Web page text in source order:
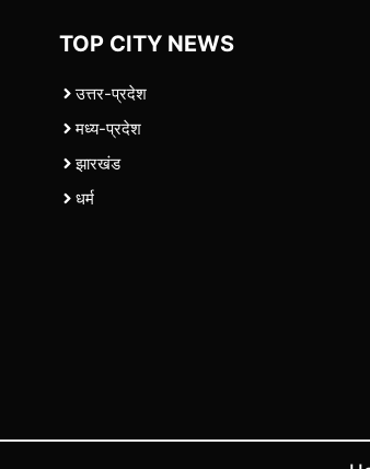
TOP CITY NEWS
उत्तर-प्रदेश
मध्य-प्रदेश
झारखंड
धर्म